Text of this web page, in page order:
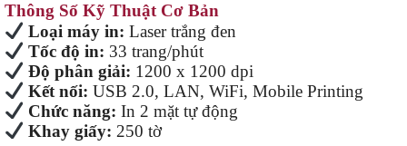
Thông Số Kỹ Thuật Cơ Bản
Loại máy in: Laser trắng đen
Tốc độ in: 33 trang/phút
Độ phân giải: 1200 x 1200 dpi
Kết nối: USB 2.0, LAN, WiFi, Mobile Printing
Chức năng: In 2 mặt tự động
Khay giấy: 250 tờ